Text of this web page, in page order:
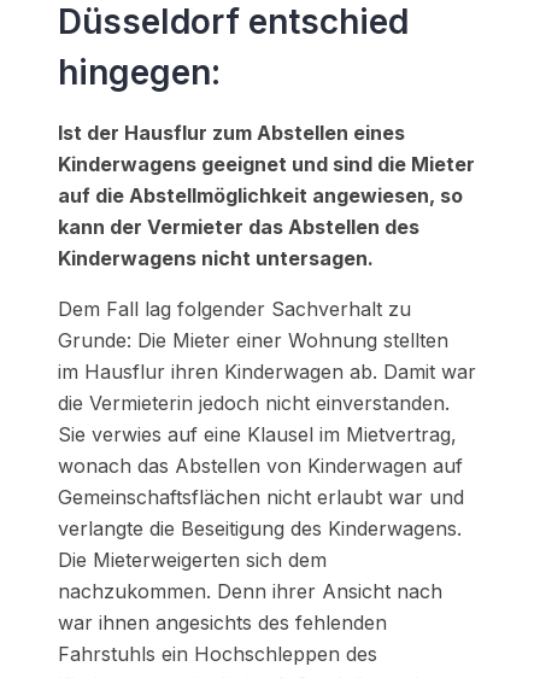
Düsseldorf entschied
hingegen:
Ist der Hausflur zum Abstellen eines
Kinderwagens geeignet und sind die Mieter
auf die Abstellmöglichkeit angewiesen, so
kann der Vermieter das Abstellen des
Kinderwagens nicht untersagen.
Dem Fall lag folgender Sachverhalt zu
Grunde: Die Mieter einer Wohnung stellten
im Hausflur ihren Kinderwagen ab. Damit war
die Vermieterin jedoch nicht einverstanden.
Sie verwies auf eine Klausel im Mietvertrag,
wonach das Abstellen von Kinderwagen auf
Gemeinschaftsflächen nicht erlaubt war und
verlangte die Beseitigung des Kinderwagens.
Die Mieterweigerten sich dem
nachzukommen. Denn ihrer Ansicht nach
war ihnen angesichts des fehlenden
Fahrstuhls ein Hochschleppen des